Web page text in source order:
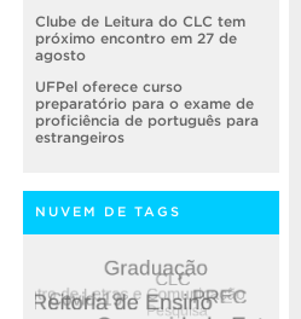
Clube de Leitura do CLC tem
próximo encontro em 27 de
agosto
UFPel oferece curso
preparatório para o exame de
proficiência de português para
estrangeiros
NUVEM DE TAGS